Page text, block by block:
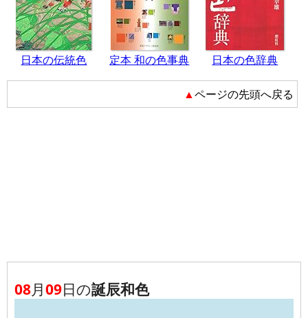
日本の伝統色 定本 和の色事典 日本の色辞典
▲ページの先頭へ戻る
08月09日の誕辰和色